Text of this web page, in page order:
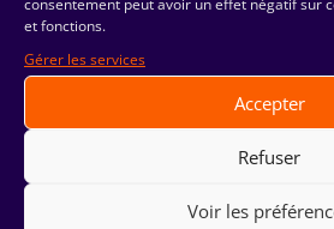
consentement peut avoir un effet négatif sur
et fonctions.
Gérer les services
Accepter
Refuser
Voir les